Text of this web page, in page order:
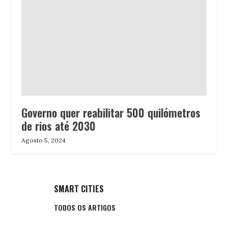
Governo quer reabilitar 500 quilómetros
de rios até 2030
Agosto 5, 2024
SMART CITIES
TODOS OS ARTIGOS